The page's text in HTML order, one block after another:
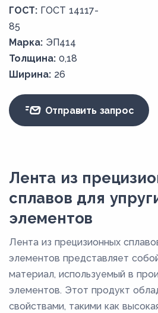
ГОСТ: ГОСТ 14117-
85
Марка: ЭП414
Толщина: 0,18
Ширина: 26
Отправить запрос
Лента из
сплавов для
элементов
Лента из прецизионных
элементов представляет
материал, используемый в
элементов. Этот продукт
свойствами, такими как